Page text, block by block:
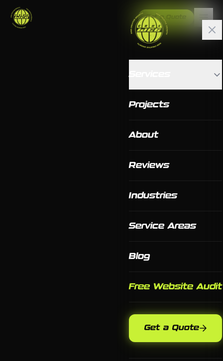
Get a Quote
Projects
About
Reviews
Industries
Service Areas
Blog
Free Website Audit
Get a Quote